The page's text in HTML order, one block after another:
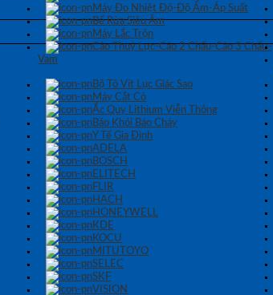
Máy Đo Nhiệt Độ-Độ Ẩm-Áp Suất
Bể Rửa Siêu Âm
Máy Lắc Trộn
Cảo Thuỷ Lực-Cảo 2 Chấu-Cảo 3 Chấu-
Vam
Bộ Tô Vít Lục Giác Sao
Máy Cắt Cỏ
Ắc Quy Lithium Viễn Thông
Báo Khói Báo Cháy
Y Tế Gia Đình
ADELA
BOSCH
ELITECH
FLIR
HACH
HONEYWELL
KDE
KOCU
MITUTOYO
SELEC
SKF
VISION